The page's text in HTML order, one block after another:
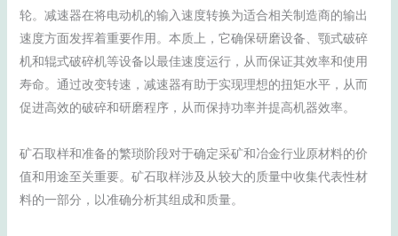
轮。减速器在将电动机的输入速度转换为适合相关制造商的输出
速度方面发挥着重要作用。本质上，它确保研磨设备、颚式破碎
机和辊式破碎机等设备以最佳速度运行，从而保证其效率和使用
寿命。通过改变转速，减速器有助于实现理想的扭矩水平，从而
促进高效的破碎和研磨程序，从而保持功率并提高机器效率。
矿石取样和准备的繁琐阶段对于确定采矿和冶金行业原材料的价
值和用途至关重要。矿石取样涉及从较大的质量中收集代表性材
料的一部分，以准确分析其组成和质量。